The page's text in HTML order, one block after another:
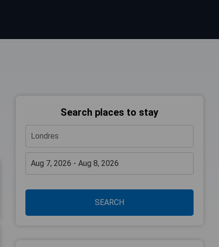
Search places to stay
SEARCH